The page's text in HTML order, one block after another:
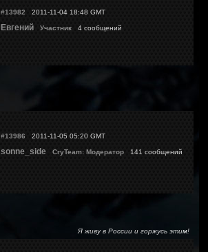
#13982 2011-11-04 18:48 GMT
Евгений Участник 4 сообщений
#13986 2011-11-05 05:20 GMT
sonne_side CryTeam: Модератор 141 сообщений
Я живу в России и горжусь этим!